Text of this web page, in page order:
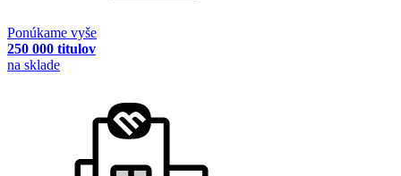
Ponúkame vyše
250 000 titulov
na sklade